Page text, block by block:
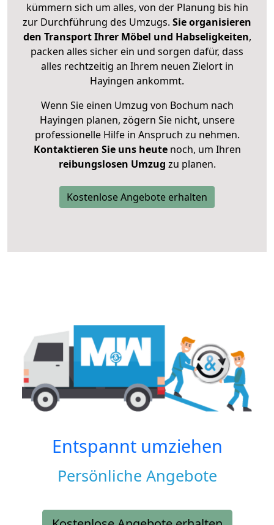
kümmern sich um alles, von der Planung bis hin
zur Durchführung des Umzugs. Sie organisieren
den Transport Ihrer Möbel und Habseligkeiten,
packen alles sicher ein und sorgen dafür, dass
alles rechtzeitig an Ihrem neuen Zielort in
Hayingen ankommt.
Wenn Sie einen Umzug von Bochum nach
Hayingen planen, zögern Sie nicht, unsere
professionelle Hilfe in Anspruch zu nehmen.
Kontaktieren Sie uns heutenoch, um Ihren
reibungslosen Umzug zu planen.
Kostenlose Angebote erhalten
Entspannt umziehen
Persönliche Angebote